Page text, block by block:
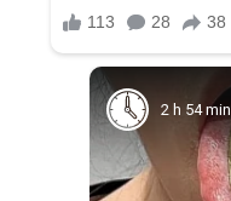
2 h 54 min